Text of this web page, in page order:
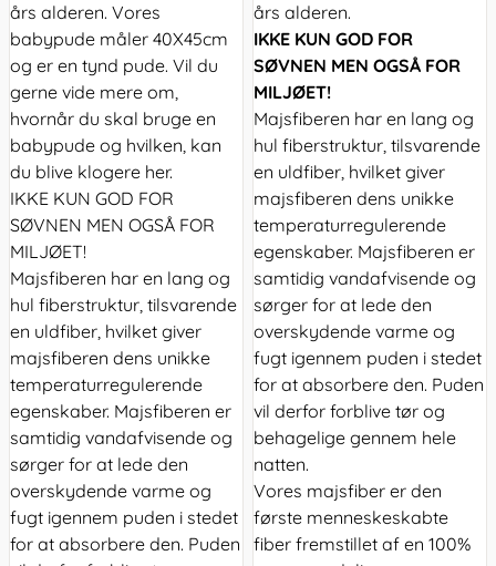
års alderen. Vores
babypude måler 40X45cm
og er en tynd pude. Vil du
gerne vide mere om,
hvornår du skal bruge en
babypude og hvilken, kan
du blive klogere her.
IKKE KUN GOD FOR
SØVNEN MEN OGSÅ FOR
MILJØET!
Majsfiberen har en lang og
hul fiberstruktur, tilsvarende
en uldfiber, hvilket giver
majsfiberen dens unikke
temperaturregulerende
egenskaber. Majsfiberen er
samtidig vandafvisende og
sørger for at lede den
overskydende varme og
fugt igennem puden i stedet
for at absorbere den. Puden
års alderen.
IKKE KUN GOD FOR
SØVNEN MEN OGSÅ FOR
MILJØET!
Majsfiberen har en lang og
hul fiberstruktur, tilsvarende
en uldfiber, hvilket giver
majsfiberen dens unikke
temperaturregulerende
egenskaber. Majsfiberen er
samtidig vandafvisende og
sørger for at lede den
overskydende varme og
fugt igennem puden i stedet
for at absorbere den. Puden
vil derfor forblive tør og
behagelige gennem hele
natten.
Vores majsfiber er den
første menneskeskabte
fiber fremstillet af en 100%